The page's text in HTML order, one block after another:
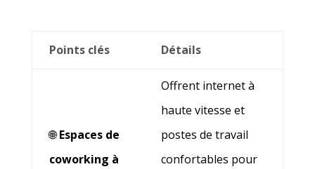
Points clés Détails
🌐Espaces de
coworking à
Offrent internet à
haute vitesse et
postes de travail
confortables pour